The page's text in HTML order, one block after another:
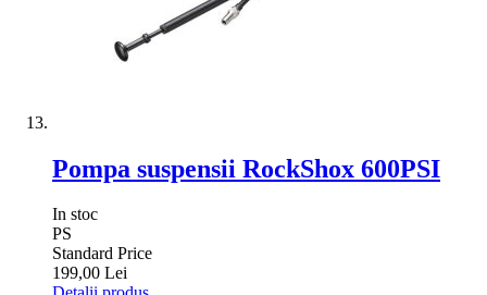
Pompa suspensii RockShox 600PSI
In stoc
PS
Standard Price
199,00 Lei